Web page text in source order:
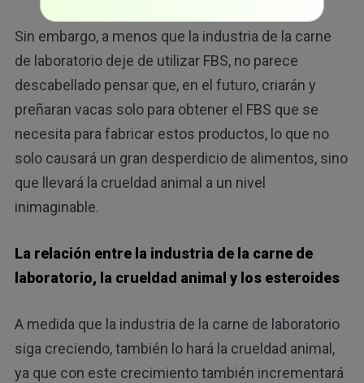
Sin embargo, a menos que la industria de la carne
de laboratorio deje de utilizar FBS, no parece
descabellado pensar que, en el futuro, criarán y
preñaran vacas solo para obtener el FBS que se
necesita para fabricar estos productos, lo que no
solo causará un gran desperdicio de alimentos, sino
que llevará la crueldad animal a un nivel
inimaginable.
La relación entre la industria de la carne de
laboratorio, la crueldad animal y los esteroides
A medida que la industria de la carne de laboratorio
siga creciendo, también lo hará la crueldad animal,
ya que con este crecimiento también incrementará